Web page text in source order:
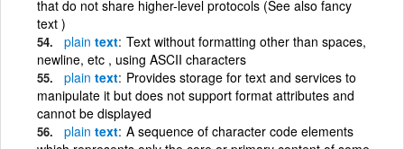
that do not share higher-level protocols (See also fancy
text )
plain text Text without formatting other than spaces,
newline, etc , using ASCII characters
plain text Provides storage for text and services to
manipulate it but does not support format attributes and
cannot be displayed
plain text A sequence of character code elements